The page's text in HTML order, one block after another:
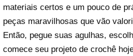
materiais certos e um pouco de
peças maravilhosas que vão
Então, pegue suas agulhas,
comece seu projeto de crochê